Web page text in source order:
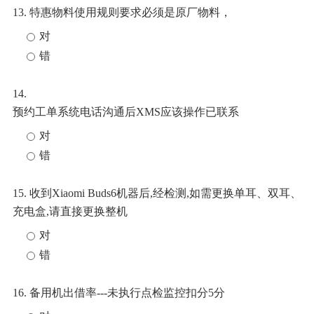
13. 特惠物料使用规则要求必须是原厂物料，
对
错
14.
预约工单系统电话沟通后XMS应该操作已联系
对
错
15. 收到Xiaomi Buds6机器后,经检测,如需更换单耳、双耳、
充电盒,请直接更换整机
对
错
16. 备用机出借率---未执行点检监控扣分5分